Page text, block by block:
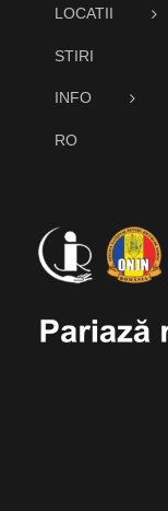
LOCATII
STIRI
INFO
RO